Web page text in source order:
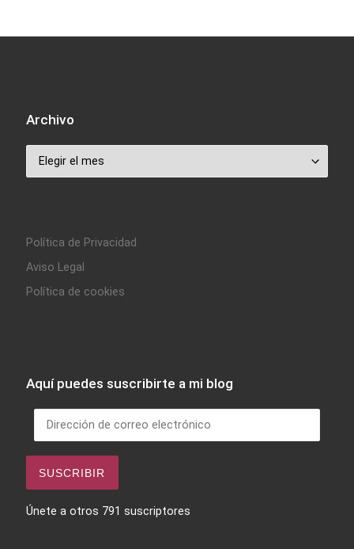
Archivo
Archivo
Política de Privacidad
Aviso Legal
Política de cookies
Aquí puedes suscribirte a mi blog
Dirección de correo electrónico
SUSCRIBIR
Únete a otros 791 suscriptores